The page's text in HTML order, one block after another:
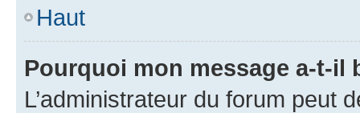
Haut
Pourquoi mon message a-t-il
L’administrateur du forum peut